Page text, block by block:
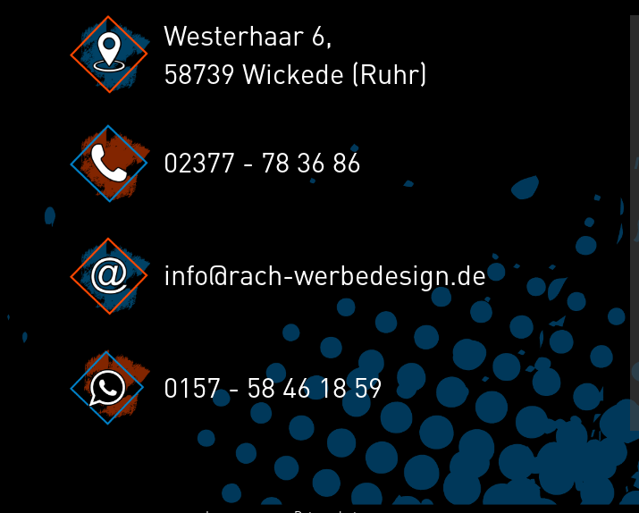
Westerhaar 6,
58739 Wickede (Ruhr)
02377 - 78 36 86
info@rach-werbedesign.de
0157 - 58 46 18 59